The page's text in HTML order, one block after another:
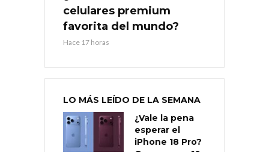
celulares premium
favorita del mundo?
Hace 17 horas
LO MÁS LEÍDO DE LA SEMANA
¿Vale la pena
esperar el
iPhone 18 Pro?